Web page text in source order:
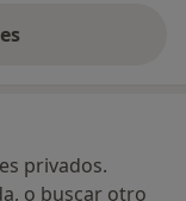
privados.
o buscar otro